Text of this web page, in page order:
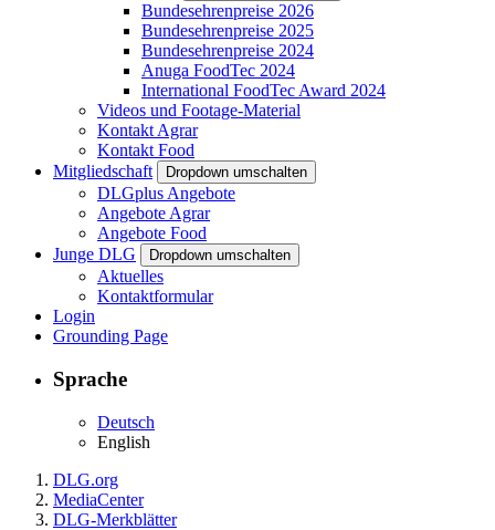
Bundesehrenpreise 2026
Bundesehrenpreise 2025
Bundesehrenpreise 2024
Anuga FoodTec 2024
International FoodTec Award 2024
Videos und Footage-Material
Kontakt Agrar
Kontakt Food
Mitgliedschaft
Dropdown umschalten
DLGplus Angebote
Angebote Agrar
Angebote Food
Junge DLG
Dropdown umschalten
Aktuelles
Kontaktformular
Login
Grounding Page
Sprache
Deutsch
English
DLG.org
MediaCenter
DLG-Merkblätter